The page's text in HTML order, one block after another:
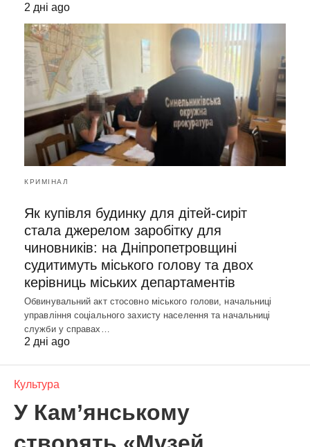
2 дні ago
КРИМІНАЛ
Як купівля будинку для дітей-сиріт
стала джерелом заробітку для
чиновників: на Дніпропетровщині
судитимуть міського голову та двох
керівниць міських департаментів
Обвинувальний акт стосовно міського голови, начальниці
управління соціального захисту населення та начальниці
служби у справах…
2 дні ago